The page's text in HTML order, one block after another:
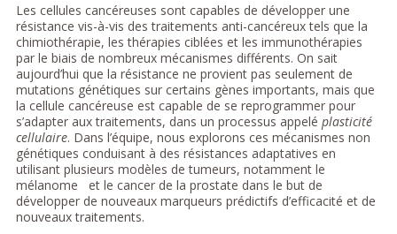
Les cellules cancéreuses sont capables de développer une
résistance vis-à-vis des traitements anti-cancéreux tels que la
chimiothérapie, les thérapies ciblées et les immunothérapies
par le biais de nombreux mécanismes différents. On sait
aujourd’hui que la résistance ne provient pas seulement de
mutations génétiques sur certains gènes importants, mais que
la cellule cancéreuse est capable de se reprogrammer pour
s’adapter aux traitements, dans un processus appelé plasticité
cellulaire. Dans l’équipe, nous explorons ces mécanismes non
génétiques conduisant à des résistances adaptatives en
utilisant plusieurs modèles de tumeurs, notamment le
mélanome et le cancer de la prostate dans le but de
développer de nouveaux marqueurs prédictifs d’efficacité et de
nouveaux traitements.